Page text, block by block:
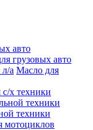
авто
грузовых авто
Масло для
х техники
техники
мотоциклов